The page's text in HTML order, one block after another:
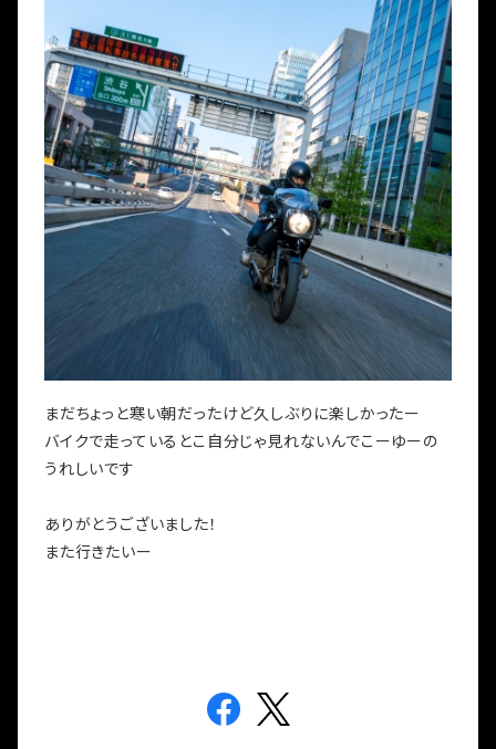
まだちょっと寒い朝だったけど久しぶりに楽しかったー
バイクで走っているとこ自分じゃ見れないんでこーゆーの
うれしいです
ありがとうございました！
また行きたいー